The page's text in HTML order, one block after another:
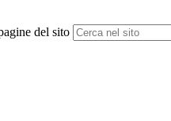
del sito